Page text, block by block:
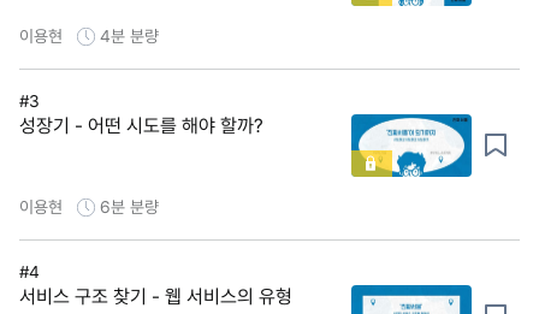
이용현 4분 분량
#3
성장기 - 어떤 시도를 해야 할까?
이용현 6분 분량
#4
서비스 구조 찾기 - 웹 서비스의 유형